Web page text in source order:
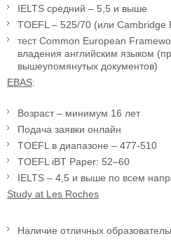
IELTS средний – 5,5 и выше
TOEFL – 525/70 (или Cambridge
тест Common European
владения английским языком
вышеупомянутых документов)
EBAS:
Возраст – минимум 16 лет
Подача заявки онлайн
TOEFL в диапазоне – 477-510
TOEFL iBT Paper: 52–60
IELTS – 4,5 и выше по всем
Study at Les Roches
Наличие отличных